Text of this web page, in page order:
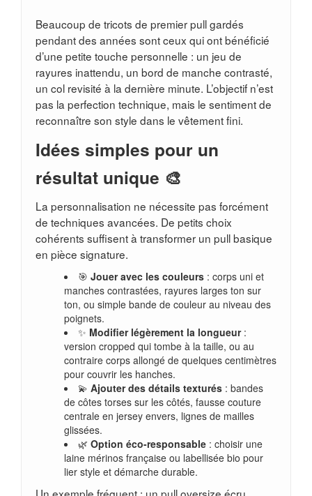
Beaucoup de tricots de premier pull gardés
pendant des années sont ceux qui ont bénéficié
d’une petite touche personnelle : un jeu de
rayures inattendu, un bord de manche contrasté,
un col revisité à la dernière minute. L’objectif n’est
pas la perfection technique, mais le sentiment de
reconnaître son style dans le vêtement fini.
Idées simples pour un
résultat unique 🎨
La personnalisation ne nécessite pas forcément
de techniques avancées. De petits choix
cohérents suffisent à transformer un pull basique
en pièce signature.
🎯 Jouer avec les couleurs: corps uni et
manches contrastées, rayures larges ton sur
ton, ou simple bande de couleur au niveau des
poignets.
✨ Modifier légèrement la longueur:
version cropped qui tombe à la taille, ou au
contraire corps allongé de quelques centimètres
pour couvrir les hanches.
💫 Ajouter des détails texturés: bandes
de côtes torses sur les côtés, fausse couture
centrale en jersey envers, lignes de mailles
glissées.
🌿 Option éco-responsable: choisir une
laine mérinos française ou labellisée bio pour
lier style et démarche durable.